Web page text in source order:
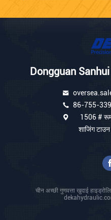
Dongguan
86-755-
1506 # रूम
शाजिंग
चीन अच्छी गुणवत्ता खुदाई
dekahydraulic.com